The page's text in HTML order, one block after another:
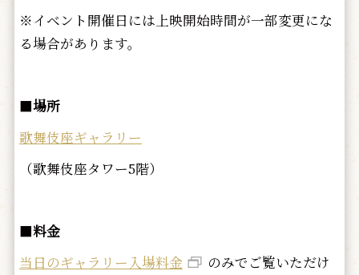
※イベント開催日には上映開始時間が一部変更にな
る場合があります。
■場所
歌舞伎座ギャラリー
（歌舞伎座タワー5階）
■料金
当日のギャラリー入場料金
のみでご覧いただけ